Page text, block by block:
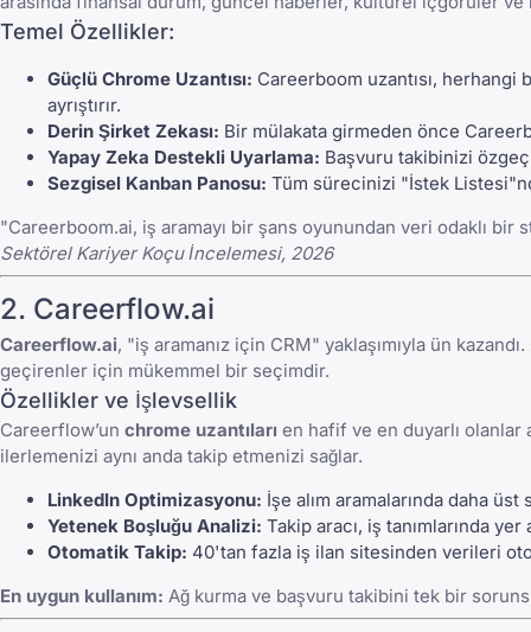
Temel Özellikler:
Güçlü Chrome Uzantısı: Careerboom uzantısı, herhangi
ayrıştırır.
Derin Şirket Zekası: Bir mülakata girmeden önce
Yapay Zeka Destekli Uyarlama: Başvuru takibinizi
Sezgisel Kanban Panosu: Tüm sürecinizi "İstek
"Careerboom.ai, iş aramayı bir şans oyunundan veri odaklı
Sektörel Kariyer Koçu İncelemesi, 2026
2. Careerflow.ai
Careerflow.ai, "iş aramanız için CRM" yaklaşımıyla ün
geçirenler için mükemmel bir seçimdir.
Özellikler ve İşlevsellik
Careerflow’un chrome uzantıları en hafif ve en duyarlı olanlar
ilerlemenizi aynı anda takip etmenizi sağlar.
LinkedIn Optimizasyonu: İşe alım aramalarında daha
Yetenek Boşluğu Analizi: Takip aracı, iş tanımlarında
Otomatik Takip: 40'tan fazla iş ilan sitesinden verileri
En uygun kullanım: Ağ kurma ve başvuru takibini tek bir